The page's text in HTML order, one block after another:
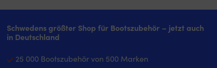
Schwedens größter Shop für Bootszubehör – jetzt auch
in Deutschland
25 000 Bootszubehör von 500 Marken